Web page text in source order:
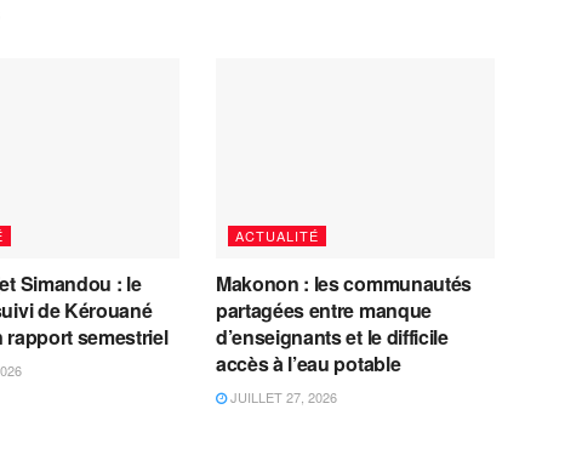
Simandou : le
de Kérouané
rapport semestriel
ACTUALITÉ
Makonon : les communautés
partagées entre manque
d’enseignants et le difficile
accès à l’eau potable
JUILLET 27, 2026